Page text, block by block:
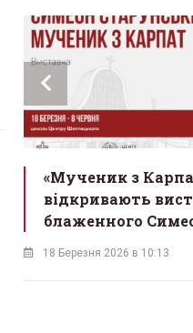
«Мученик з
відкривають
блаженного
18 Березня 2026 в 10:13